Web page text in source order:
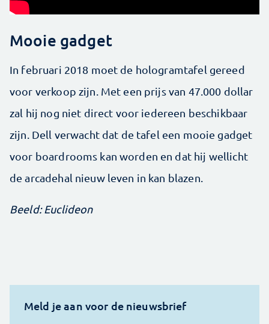
Mooie gadget
In februari 2018 moet de hologramtafel gereed
voor verkoop zijn. Met een prijs van 47.000 dollar
zal hij nog niet direct voor iedereen beschikbaar
zijn. Dell verwacht dat de tafel een mooie gadget
voor boardrooms kan worden en dat hij wellicht
de arcadehal nieuw leven in kan blazen.
Beeld: Euclideon
Meld je aan voor de nieuwsbrief